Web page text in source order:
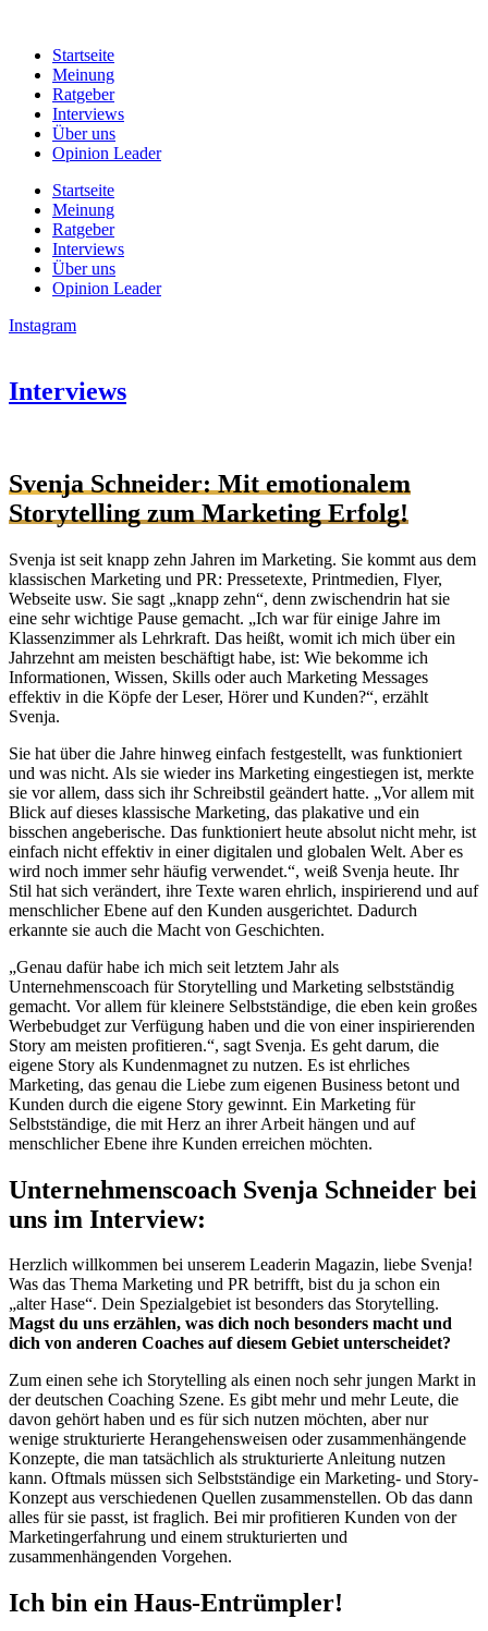
wechselnStartseite
Meinung
Ratgeber
Interviews
Über uns
Opinion Leader
Startseite
Meinung
Ratgeber
Interviews
Über uns
Opinion Leader
Instagram
Interviews
Svenja Schneider: Mit emotionalem
Storytelling zum Marketing Erfolg!
Svenja ist seit knapp zehn Jahren im Marketing. Sie kommt aus dem
klassischen Marketing und PR: Pressetexte, Printmedien, Flyer,
Webseite usw. Sie sagt „knapp zehn“, denn zwischendrin hat sie
eine sehr wichtige Pause gemacht. „Ich war für einige Jahre im
Klassenzimmer als Lehrkraft. Das heißt, womit ich mich über ein
Jahrzehnt am meisten beschäftigt habe, ist: Wie bekomme ich
Informationen, Wissen, Skills oder auch Marketing Messages
effektiv in die Köpfe der Leser, Hörer und Kunden?“, erzählt
Svenja.
Sie hat über die Jahre hinweg einfach festgestellt, was funktioniert
und was nicht. Als sie wieder ins Marketing eingestiegen ist, merkte
sie vor allem, dass sich ihr Schreibstil geändert hatte. „Vor allem mit
Blick auf dieses klassische Marketing, das plakative und ein
bisschen angeberische. Das funktioniert heute absolut nicht mehr, ist
einfach nicht effektiv in einer digitalen und globalen Welt. Aber es
wird noch immer sehr häufig verwendet.“, weiß Svenja heute. Ihr
Stil hat sich verändert, ihre Texte waren ehrlich, inspirierend und auf
menschlicher Ebene auf den Kunden ausgerichtet. Dadurch
erkannte sie auch die Macht von Geschichten.
„Genau dafür habe ich mich seit letztem Jahr als
Unternehmenscoach für Storytelling und Marketing selbstständig
gemacht. Vor allem für kleinere Selbstständige, die eben kein großes
Werbebudget zur Verfügung haben und die von einer inspirierenden
Story am meisten profitieren.“, sagt Svenja. Es geht darum, die
eigene Story als Kundenmagnet zu nutzen. Es ist ehrliches
Marketing, das genau die Liebe zum eigenen Business betont und
Kunden durch die eigene Story gewinnt. Ein Marketing für
Selbstständige, die mit Herz an ihrer Arbeit hängen und auf
menschlicher Ebene ihre Kunden erreichen möchten.
Unternehmenscoach Svenja Schneider bei
uns im Interview:
Herzlich willkommen bei unserem Leaderin Magazin, liebe Svenja!
Was das Thema Marketing und PR betrifft, bist du ja schon ein
„alter Hase“. Dein Spezialgebiet ist besonders das Storytelling.
Magst du uns erzählen, was dich noch besonders macht und
dich von anderen Coaches auf diesem Gebiet unterscheidet?
Zum einen sehe ich Storytelling als einen noch sehr jungen Markt in
der deutschen Coaching Szene. Es gibt mehr und mehr Leute, die
davon gehört haben und es für sich nutzen möchten, aber nur
wenige strukturierte Herangehensweisen oder zusammenhängende
Konzepte, die man tatsächlich als strukturierte Anleitung nutzen
kann. Oftmals müssen sich Selbstständige ein Marketing- und Story-
Konzept aus verschiedenen Quellen zusammenstellen. Ob das dann
alles für sie passt, ist fraglich. Bei mir profitieren Kunden von der
Marketingerfahrung und einem strukturierten und
zusammenhängenden Vorgehen.
Ich bin ein Haus-Entrümpler!